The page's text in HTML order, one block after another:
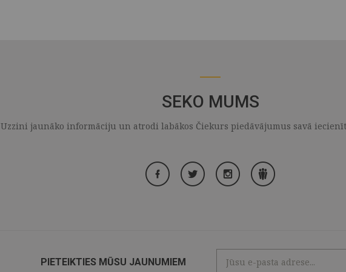
SEKO MUMS
Uzzini jaunāko informāciju un atrodi labākos Čiekurs piedāvājumus savā
PIETEIKTIES MŪSU JAUNUMIEM